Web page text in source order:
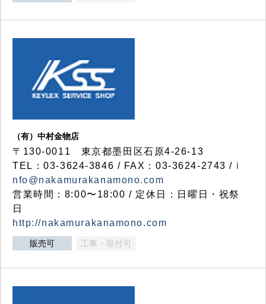
（有）中村金物店
〒130-0011 東京都墨田区石原4-26-13
TEL：03-3624-3846 / FAX：03-3624-2743 / i
nfo@nakamurakanamono.com
営業時間：8:00〜18:00 / 定休日：日曜日・祝祭
日
http://nakamurakanamono.com
販売可 工事・取付可